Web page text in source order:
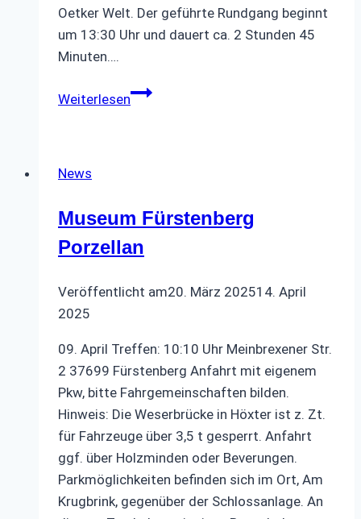
Oetker Welt. Der geführte Rundgang beginnt
um 13:30 Uhr und dauert ca. 2 Stunden 45
Minuten….
WeiterlesenBesuch
News
Museum Fürstenberg
Porzellan
Veröffentlicht am20. März 202514. April
2025
09. April Treffen: 10:10 Uhr Meinbrexener Str.
2 37699 Fürstenberg Anfahrt mit eigenem
Pkw, bitte Fahrgemeinschaften bilden.
Hinweis: Die Weserbrücke in Höxter ist z. Zt.
für Fahrzeuge über 3,5 t gesperrt. Anfahrt
ggf. über Holzminden oder Beverungen.
Parkmöglichkeiten befinden sich im Ort, Am
Krugbrink, gegenüber der Schlossanlage. An